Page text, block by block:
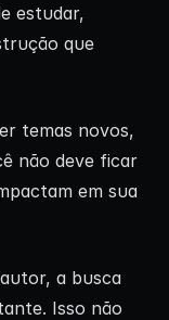
estudar,
que
temas novos,
não deve ficar
em sua
a busca
Isso não